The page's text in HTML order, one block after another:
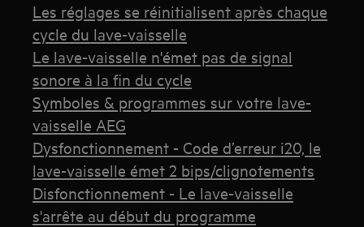
Les réglages se réinitialisent après chaque
cycle du lave-vaisselle
Le lave-vaisselle n'émet pas de signal
sonore à la fin du cycle
Symboles & programmes sur votre lave-
vaisselle AEG
Dysfonctionnement - Code d’erreur i20, le
lave-vaisselle émet 2 bips/clignotements
Disfonctionnement - Le lave-vaisselle
s'arrête au début du programme